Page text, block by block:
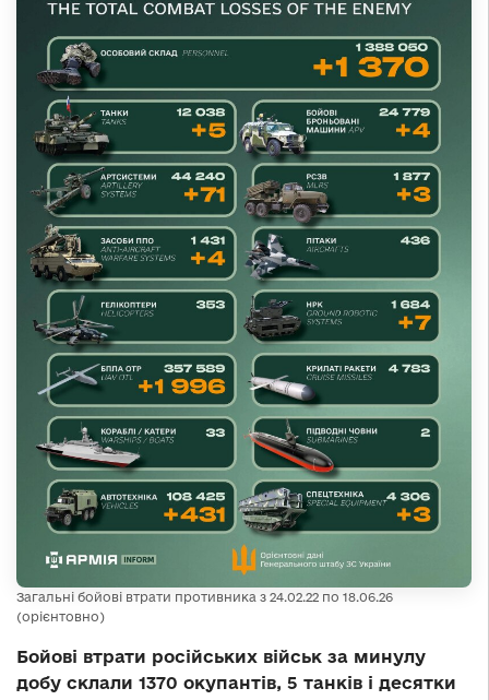
Загальні бойові втрати противника з 24.02.22 по 18.06.26
(орієнтовно)
Бойові втрати російських військ за минулу
добу склали 1370 окупантів, 5 танків і десятки